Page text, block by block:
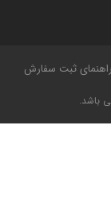
باشد.
راهنمای ثبت سفارش